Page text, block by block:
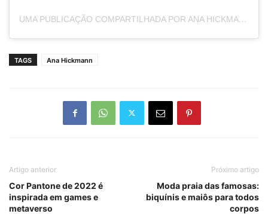
UMA PUBLICAÇÃO COMPARTILHADA POR ANA HICKMANN (@AHICKMANN)
TAGS Ana Hickmann
Artigo anterior
Cor Pantone de 2022 é
inspirada em games e
metaverso
Próximo artigo
Moda praia das famosas:
biquínis e maiôs para todos
corpos